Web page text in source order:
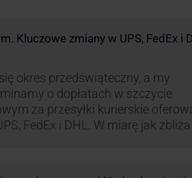
Kluczowe zmiany w UPS, FedEx i
okres przedświąteczny, a my
o dopłatach w szczycie
za przesyłki kurierskie
FedEx i DHL. W miarę jak zbliża